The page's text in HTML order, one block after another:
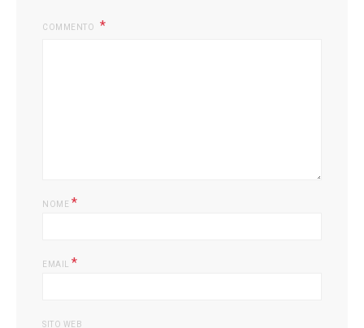
COMMENTO
NOME *
EMAIL *
SITO WEB